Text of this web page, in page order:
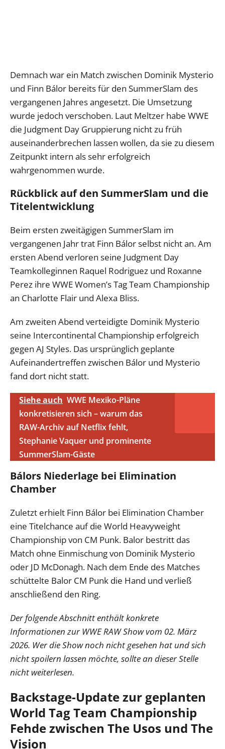
Demnach war ein Match zwischen Dominik Mysterio
und Finn Bálor bereits für den SummerSlam des
vergangenen Jahres angesetzt. Die Umsetzung
wurde jedoch verschoben. Laut Meltzer habe WWE
die Judgment Day Gruppierung nicht zu früh
auseinanderbrechen lassen wollen, da sie zu diesem
Zeitpunkt intern als sehr erfolgreich
wahrgenommen wurde.
Rückblick auf den SummerSlam und die
Titelentwicklung
Beim ersten zweitägigen SummerSlam im
vergangenen Jahr trat Finn Bálor selbst nicht an. Am
ersten Abend verloren seine Judgment Day
Teamkolleginnen Raquel Rodriguez und Roxanne
Perez ihre WWE Women’s Tag Team Championship
an Charlotte Flair und Alexa Bliss.
Am zweiten Abend verteidigte Dominik Mysterio
seine Intercontinental Championship erfolgreich
gegen AJ Styles. Das ursprünglich geplante
Aufeinandertreffen zwischen Bálor und Mysterio
fand dort nicht statt.
Siehe auch WWE Mexiko-Pläne
konkretisieren sich – warum das
RAW-Archiv auf Netflix fehlt,
Stephanie Vaquer und prominente
SummerSlam-Gäste
Bálors Niederlage bei Elimination
Chamber
Zuletzt erhielt Finn Bálor bei Elimination Chamber
eine Titelchance auf die World Heavyweight
Championship von CM Punk. Balor bestritt das
Match ohne Einmischung von Dominik Mysterio
oder JD McDonagh. Nach dem Ende des Matches
schüttelte Balor CM Punk die Hand und verließ
anschließend den Ring.
Der folgende Abschnitt enthält konkrete
Informationen zur WWE RAW Show vom 02. März
2026. Wer die Show noch nicht gesehen hat und sich
nicht spoilern lassen möchte, sollte an dieser Stelle
nicht weiterlesen.
Backstage-Update zur geplanten
World Tag Team Championship
Fehde zwischen The Usos und The
Vision